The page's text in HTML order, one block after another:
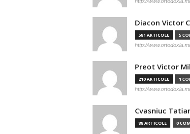
http://
Diacon Victor
581 ARTICOLE 5
http://
Preot Victor
210 ARTICOLE 1
http://
Cvasniuc
88 ARTICOLE 0